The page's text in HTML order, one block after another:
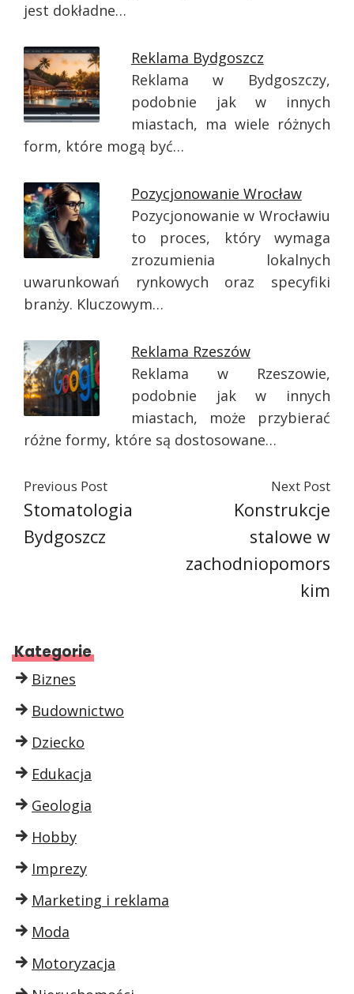
jest dokładne…
Reklama Bydgoszcz
Reklama w Bydgoszczy,
podobnie jak w innych
miastach, ma wiele różnych
form, które mogą być…
Pozycjonowanie Wrocław
Pozycjonowanie w Wrocławiu
to proces, który wymaga
zrozumienia lokalnych
uwarunkowań rynkowych oraz specyfiki
branży. Kluczowym…
Reklama Rzeszów
Reklama w Rzeszowie,
podobnie jak w innych
miastach, może przybierać
różne formy, które są dostosowane…
Previous Post
Stomatologia
Bydgoszcz
Next Post
Konstrukcje
stalowe w
zachodniopomors
kim
Kategorie
Biznes
Budownictwo
Dziecko
Edukacja
Geologia
Hobby
Imprezy
Marketing i reklama
Moda
Motoryzacja